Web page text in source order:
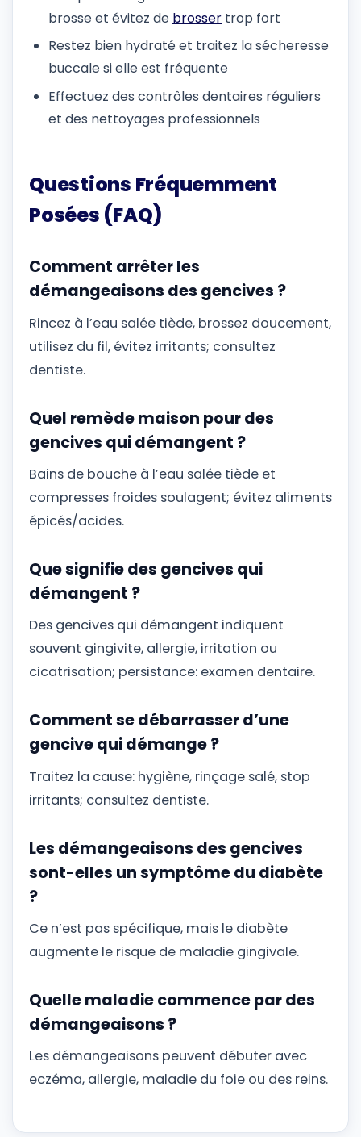
brosse et évitez de brosser trop fort
Restez bien hydraté et traitez la sécheresse
buccale si elle est fréquente
Effectuez des contrôles dentaires réguliers
et des nettoyages professionnels
Questions Fréquemment
Posées (FAQ)
Comment arrêter les
démangeaisons des gencives ?
Rincez à l’eau salée tiède, brossez doucement,
utilisez du fil, évitez irritants; consultez
dentiste.
Quel remède maison pour des
gencives qui démangent ?
Bains de bouche à l’eau salée tiède et
compresses froides soulagent; évitez aliments
épicés/acides.
Que signifie des gencives qui
démangent ?
Des gencives qui démangent indiquent
souvent gingivite, allergie, irritation ou
cicatrisation; persistance: examen dentaire.
Comment se débarrasser d’une
gencive qui démange ?
Traitez la cause: hygiène, rinçage salé, stop
irritants; consultez dentiste.
Les démangeaisons des gencives
sont-elles un symptôme du diabète
?
Ce n’est pas spécifique, mais le diabète
augmente le risque de maladie gingivale.
Quelle maladie commence par des
démangeaisons ?
Les démangeaisons peuvent débuter avec
eczéma, allergie, maladie du foie ou des reins.